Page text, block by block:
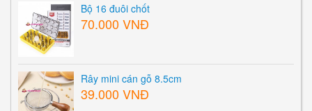
Bộ 16 đuôi chốt
70.000 VNĐ
Rây mini cán gỗ 8.5cm
39.000 VNĐ